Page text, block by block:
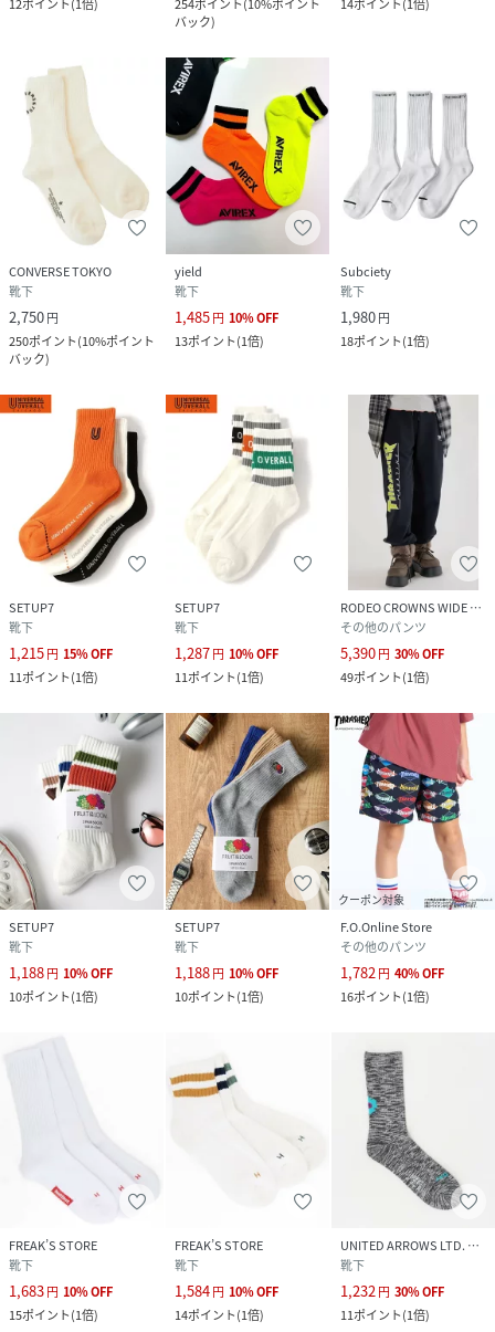
12ポイント(1倍) 254ポイント(10%ポイント
バック)
14ポイント(1倍)
CONVERSE TOKYO
靴下
2,750円
250ポイント(10%ポイント
バック)
yield
靴下
1,485円 10%OFF
13ポイント(1倍)
Subciety
靴下
1,980円
18ポイント(1倍)
SETUP7
靴下
1,215円 15%OFF
11ポイント(1倍)
SETUP7
靴下
1,287円 10%OFF
11ポイント(1倍)
RODEO CROWNS WIDE BOWL
その他のパンツ
5,390円 30%OFF
49ポイント(1倍)
SETUP7
靴下
1,188円 10%OFF
10ポイント(1倍)
SETUP7
靴下
1,188円 10%OFF
10ポイント(1倍)
クーポン対象
F.O.Online Store
その他のパンツ
1,782 円 40%OFF
16ポイント(1倍)
FREAK’S STORE
靴下
1,683円 10%OFF
15ポイント(1倍)
FREAK’S STORE
靴下
1,584円 10%OFF
14ポイント(1倍)
UNITED ARROWS LTD. OUTLET
靴下
1,232円 30%OFF
11ポイント(1倍)